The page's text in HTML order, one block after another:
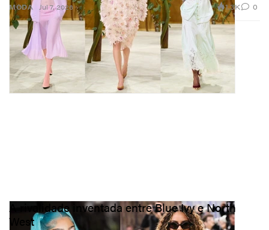
MODA Jul 7, 2026 1.3K 0
A rivalidade inventada entre Blue Ivy e North
West